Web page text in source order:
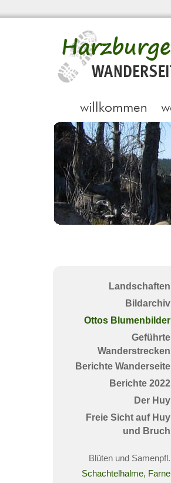
Landschaften
Bildarchiv
Ottos Blumenbilder
Geführte
Wanderstrecken
Berichte Wanderseite
Berichte 2022
Der Huy
Freie Sicht auf Huy
und Bruch
Blüten und Samenpfl.
Schachtelhalme, Farne